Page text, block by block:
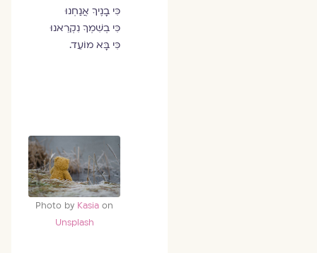
כִּי בָנֶיךָ אֲנַחְנוּ
כִּי בְשִׁמְךָ נִקְרֵאנוּ
כִּי בָּא מוֹעֵד.
Photo byKasiaon
Unsplash